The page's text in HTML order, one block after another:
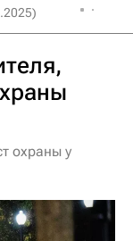
охраны у